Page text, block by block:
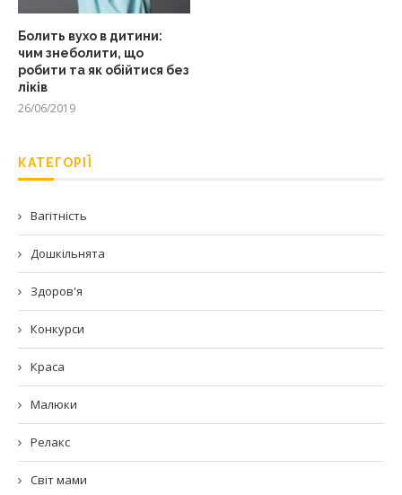
Болить вухо в дитини:
чим знеболити, що
робити та як обійтися без
ліків
26/06/2019
КАТЕГОРІЇ
Вагітність
Дошкільнята
Здоров'я
Конкурси
Краса
Малюки
Релакс
Світ мами